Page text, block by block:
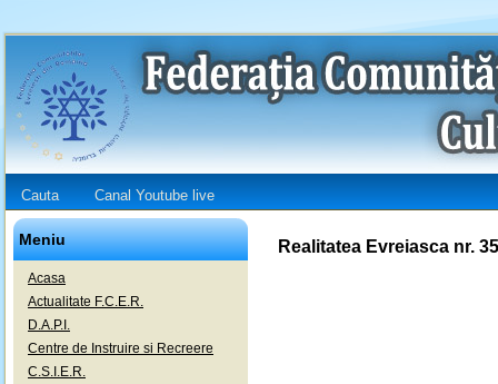
Cauta Canal Youtube live
Meniu
Acasa
Actualitate F.C.E.R.
D.A.P.I.
Centre de Instruire si Recreere
C.S.I.E.R.
Realitatea Evreiasca nr.